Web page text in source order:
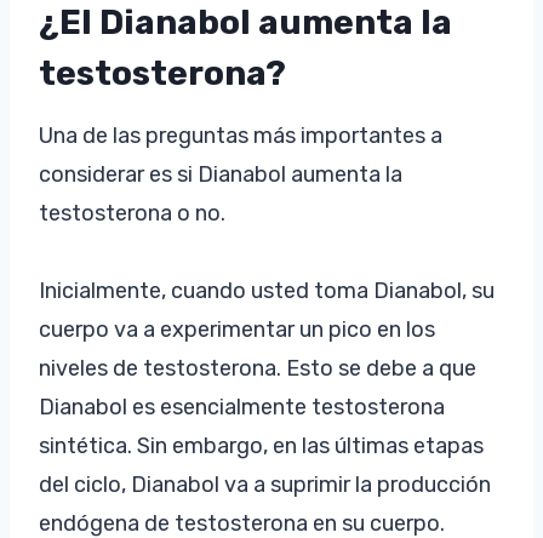
¿El Dianabol aumenta la
testosterona?
Una de las preguntas más importantes a
considerar es si Dianabol aumenta la
testosterona o no.
Inicialmente, cuando usted toma Dianabol, su
cuerpo va a experimentar un pico en los
niveles de testosterona. Esto se debe a que
Dianabol es esencialmente testosterona
sintética. Sin embargo, en las últimas etapas
del ciclo, Dianabol va a suprimir la producción
endógena de testosterona en su cuerpo.